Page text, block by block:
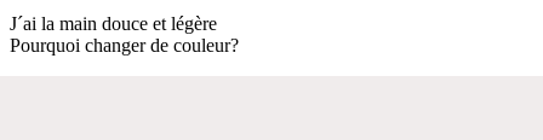
J´ai la main douce et légère
Pourquoi changer de couleur?